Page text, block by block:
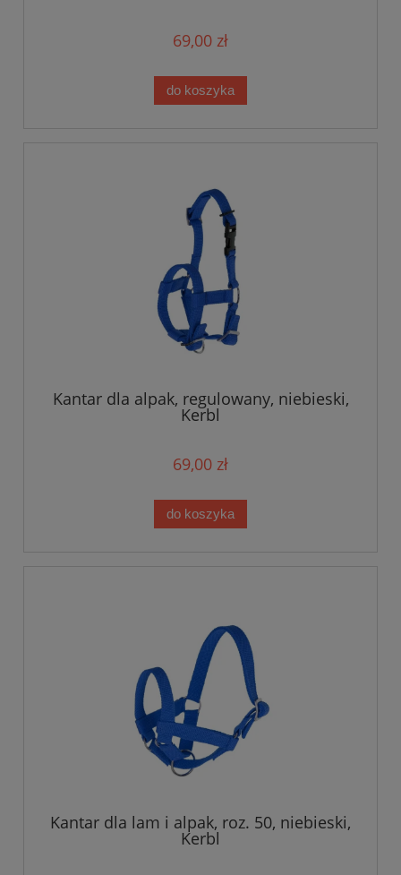
69,00 zł
do koszyka
Kantar dla alpak, regulowany, niebieski,
Kerbl
69,00 zł
do koszyka
Kantar dla lam i alpak, roz. 50, niebieski,
Kerbl